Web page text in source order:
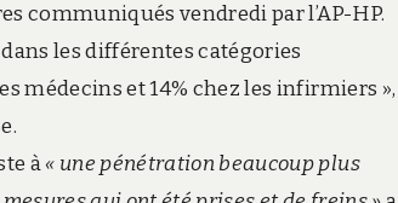
communiqués vendredi par l’AP-HP.
les différentes catégories
médecins et 14% chez les infirmiers »,
à« une pénétration beaucoup plus